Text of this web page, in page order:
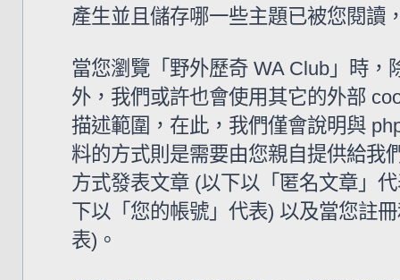
產生並且儲存哪一些主題已被您閱讀
當您瀏覽「野外歷奇 WA Club」時
外，我們或許也會使用其它的外部
描述範圍，在此，我們僅會說明與
料的方式則是需要由您親自提供給我
方式發表文章 (以下以「匿名文章」
下以「您的帳號」代表) 以及當您註
表)。